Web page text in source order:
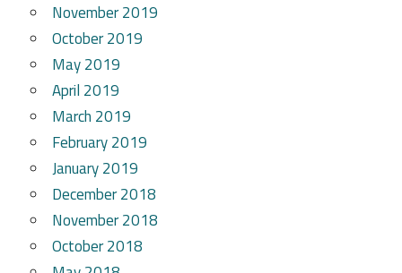
November 2019
October 2019
May 2019
April 2019
March 2019
February 2019
January 2019
December 2018
November 2018
October 2018